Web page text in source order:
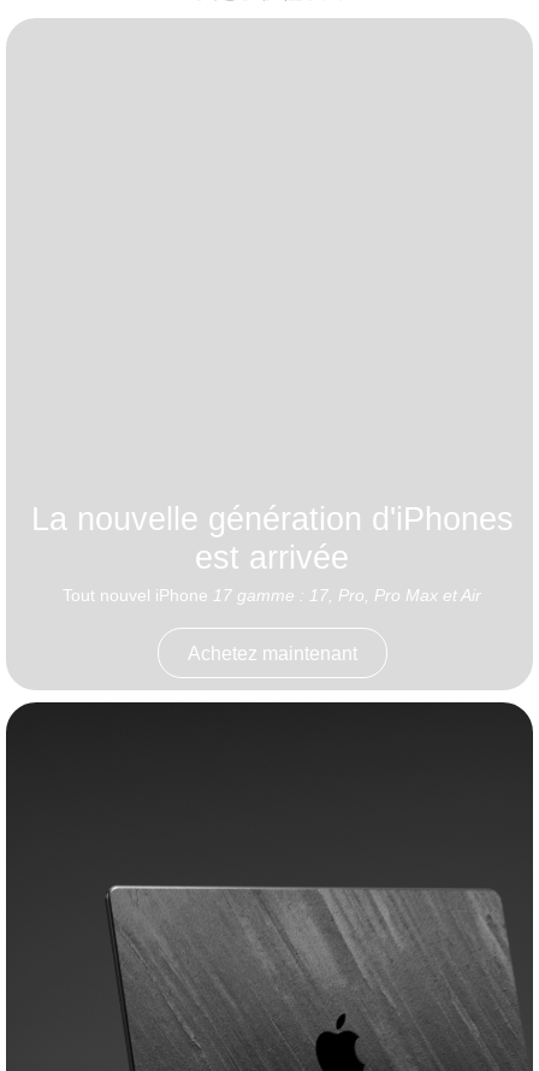
La nouvelle génération d'iPhones
est arrivée
Tout nouvel iPhone 17 gamme : 17, Pro, Pro Max et Air
Achetez maintenant